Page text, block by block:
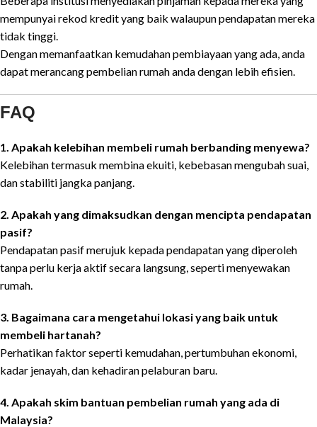
mempunyai rekod kredit yang baik walaupun pendapatan mereka
tidak tinggi.
Dengan memanfaatkan kemudahan pembiayaan yang ada, anda
dapat merancang pembelian rumah anda dengan lebih efisien.
FAQ
1. Apakah kelebihan membeli rumah berbanding menyewa?
Kelebihan termasuk membina ekuiti, kebebasan mengubah suai,
dan stabiliti jangka panjang.
2. Apakah yang dimaksudkan dengan mencipta pendapatan
pasif?
Pendapatan pasif merujuk kepada pendapatan yang diperoleh
tanpa perlu kerja aktif secara langsung, seperti menyewakan
rumah.
3. Bagaimana cara mengetahui lokasi yang baik untuk
membeli hartanah?
Perhatikan faktor seperti kemudahan, pertumbuhan ekonomi,
kadar jenayah, dan kehadiran pelaburan baru.
4. Apakah skim bantuan pembelian rumah yang ada di
Malaysia?